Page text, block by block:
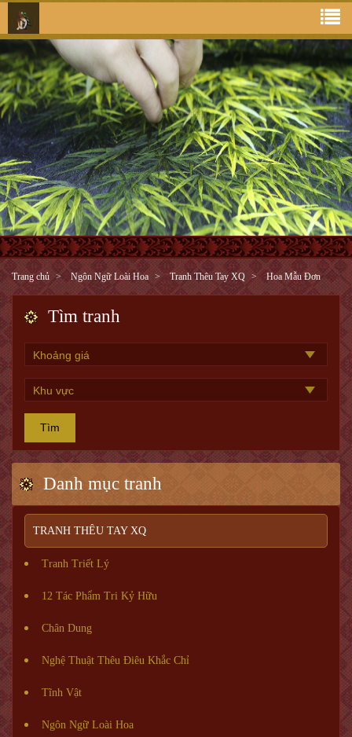
Trang chủ Ngôn Ngữ Loài Hoa Tranh Thêu Tay XQ Hoa Mẫu Đơn
Tìm tranh
Tìm
Danh mục tranh
TRANH THÊU TAY XQ
Tranh Triết Lý
12 Tác Phẩm Tri Kỷ Hữu
Chân Dung
Nghệ Thuật Thêu Điêu Khắc Chỉ
Tĩnh Vật
Ngôn Ngữ Loài Hoa